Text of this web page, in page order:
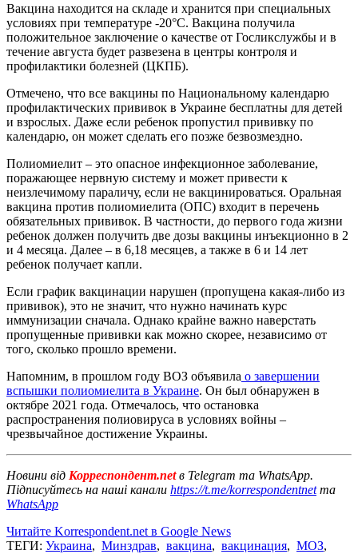
Вакцина находится на складе и хранится при специальных
условиях при температуре -20°C. Вакцина получила
положительное заключение о качестве от Госликслужбы и в
течение августа будет развезена в центры контроля и
профилактики болезней (ЦКПБ).
Отмечено, что все вакцины по Национальному календарю
профилактических прививок в Украине бесплатны для детей
и взрослых. Даже если ребенок пропустил прививку по
календарю, он может сделать его позже безвозмездно.
Полиомиелит – это опасное инфекционное заболевание,
поражающее нервную систему и может привести к
неизлечимому параличу, если не вакцинироваться. Оральная
вакцина против полиомиелита (ОПС) входит в перечень
обязательных прививок. В частности, до первого года жизни
ребенок должен получить две дозы вакцины инъекционно в 2
и 4 месяца. Далее – в 6,18 месяцев, а также в 6 и 14 лет
ребенок получает капли.
Если график вакцинации нарушен (пропущена какая-либо из
прививок), это не значит, что нужно начинать курс
иммунизации сначала. Однако крайне важно наверстать
пропущенные прививки как можно скорее, независимо от
того, сколько прошло времени.
Напомним, в прошлом году ВОЗ объявила о завершении
вспышки полиомиелита в Украине. Он был обнаружен в
октябре 2021 года. Отмечалось, что остановка
распространения полиовируса в условиях войны –
чрезвычайное достижение Украины.
Новини від Корреспондент.netв Telegram та WhatsApp.
Підписуйтесь на наші канали https://t.me/korrespondentnetта
WhatsApp
Читайте Korrespondent.net в Google News
ТЕГИ: Украина, Минздрав, вакцина, вакцинация, МОЗ,